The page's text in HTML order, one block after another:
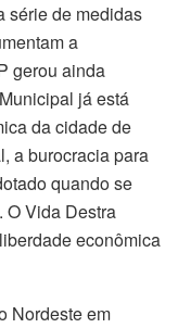
série de medidas
a
gerou ainda
já está
da cidade de
a burocracia para
quando se
O Vida Destra
econômica
Nordeste em